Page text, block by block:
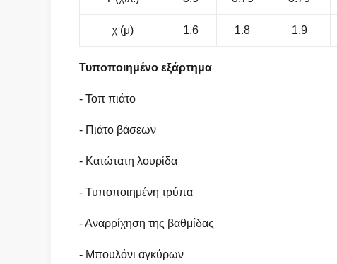
χ (μ) 1.6 1.8 1.9
Τυποποιημένο εξάρτημα
- Τοπ πιάτο
- Πιάτο βάσεων
- Κατώτατη λουρίδα
- Τυποποιημένη τρύπα
- Αναρρίχηση της βαθμίδας
- Μπουλόνι αγκύρων